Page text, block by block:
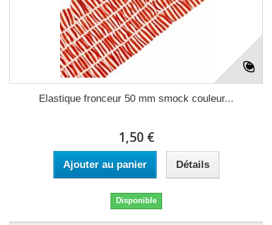
Elastique fronceur 50 mm smock couleur...
1,50 €
Ajouter au panier Détails
Disponible